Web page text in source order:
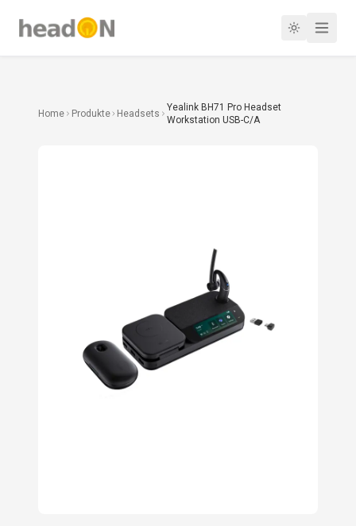
Home Produkte Headsets
Yealink BH71 Pro Headset
Workstation USB-C/A